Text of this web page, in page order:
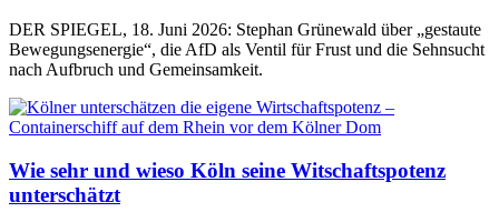
DER SPIEGEL, 18. Juni 2026: Stephan Grünewald über „gestaute
Bewegungsenergie“, die AfD als Ventil für Frust und die Sehnsucht
nach Aufbruch und Gemeinsamkeit.
Wie sehr und wieso Köln seine Witschaftspotenz
unterschätzt